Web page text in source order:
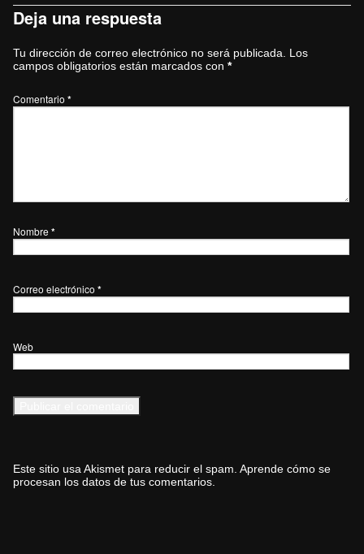
Deja una respuesta
Tu dirección de correo electrónico no será publicada.
Los
campos obligatorios están marcados con *
Comentario *
Nombre *
Correo electrónico *
Web
Este sitio usa Akismet para reducir el spam. Aprende cómo se
procesan los datos de tus comentarios.